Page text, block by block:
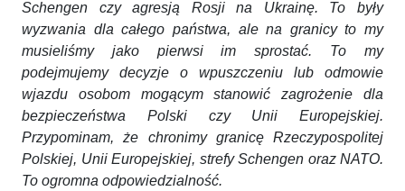
Schengen czy agresją Rosji na Ukrainę. To były
wyzwania dla całego państwa, ale na granicy to my
musieliśmy jako pierwsi im sprostać. To my
podejmujemy decyzje o wpuszczeniu lub odmowie
wjazdu osobom mogącym stanowić zagrożenie dla
bezpieczeństwa Polski czy Unii Europejskiej.
Przypominam, że chronimy granicę Rzeczypospolitej
Polskiej, Unii Europejskiej, strefy Schengen oraz NATO.
To ogromna odpowiedzialność.